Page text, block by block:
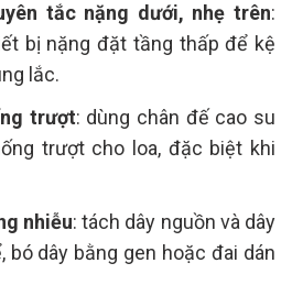
tắc nặng dưới, nhẹ trên:
bị nặng đặt tầng thấp để kệ
lắc.
trượt: dùng chân đế cao su
trượt cho loa, đặc biệt khi
nhiễu: tách dây nguồn và dây
bó dây bằng gen hoặc đai dán